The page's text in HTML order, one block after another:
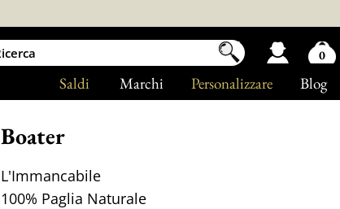
Blog
Personalizzare
Marchi
Saldi
Boater
L'Immancabile
100% Paglia Naturale
0